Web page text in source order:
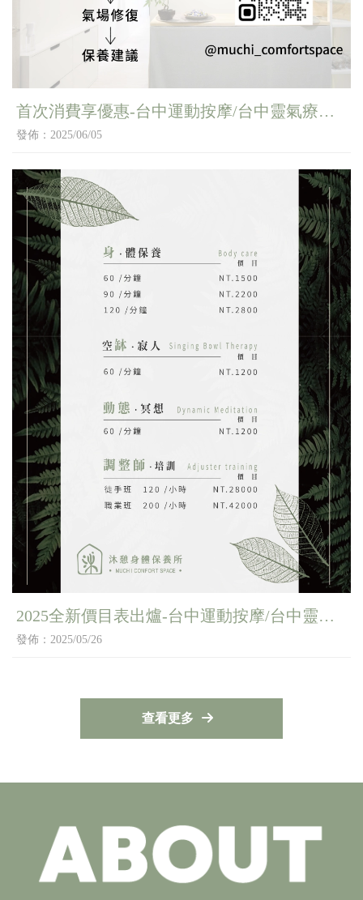
首次消費享優惠-台中運動按摩/台中靈氣療癒/
台中芳香療法
發佈：2025/06/05
2025全新價目表出爐-台中運動按摩/台中靈氣
療癒/台中芳香療法
發佈：2025/05/26
查看更多
台中運動按摩
西屯區運動按摩
北區運動按摩